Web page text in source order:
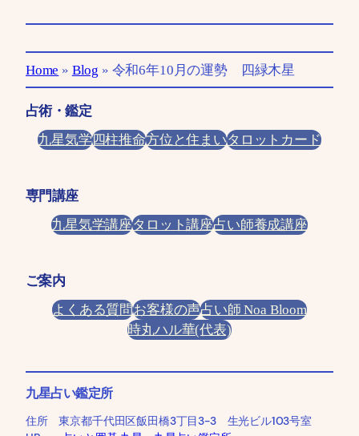
Home » Blog » 令和6年10月の運勢 四緑木星
占術・鑑定
九星気学四柱推命方位と住まいタロットカード
専門講座
九星気学講座タロット講座占い師養成講座
ご案内
よくある質問お客様の声占い師 Noa Bloom
時丸ハル華(代表)
九星占い鑑定所
住所 東京都千代田区飯田橋3丁目3-3 生光ビル103号室